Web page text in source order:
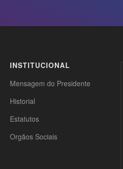
INSTITUCIONAL
Mensagem do Presidente
Historial
Estatutos
Orgãos Sociais